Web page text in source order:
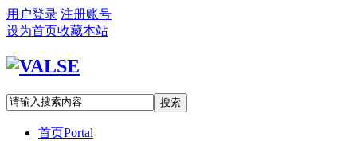
用户登录 注册账号
设为首页收藏本站
搜索
首页Portal